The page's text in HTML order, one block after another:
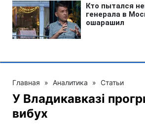
Главная » Аналитика » Статьи
У Владикавказі
вибух